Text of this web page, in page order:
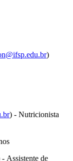
)
) - Nutricionista
- Assistente de